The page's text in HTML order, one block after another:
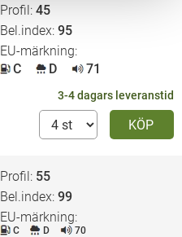
Profil 45
Bel.index 95
EU-märkning
C
D 71
3-4 dagars leveranstid
KÖP
Profil 55
Bel.index 99
EU-märkning
C D 70